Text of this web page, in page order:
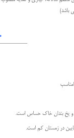
باشد)
و يخ بندان خاک حساس است.
در زمستان کم است.